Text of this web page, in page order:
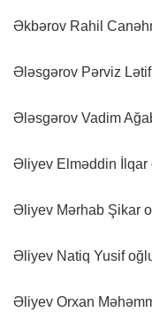
Əkbərov Rahil
Ələsgərov Pərviz
Ələsgərov Vadim
Əliyev Elməddin İlqar
Əliyev Mərhab Şikar
Əliyev Natiq Yusif
Əliyev Orxan